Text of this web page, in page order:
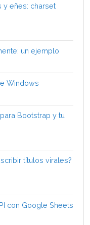
y eñes: charset
un ejemplo
Windows
Bootstrap y tu
títulos virales?
con Google Sheets